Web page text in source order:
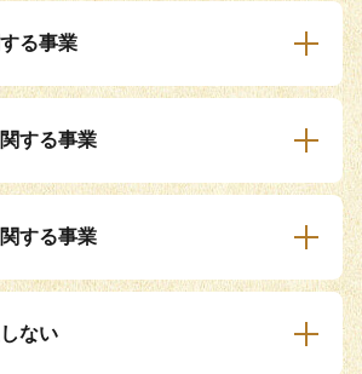
る事業
する事業
する事業
ない